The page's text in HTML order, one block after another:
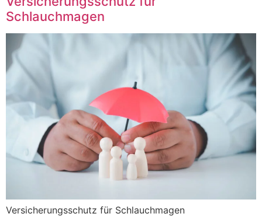
Schlauchmagen
Versicherungsschutz für Schlauchmagen